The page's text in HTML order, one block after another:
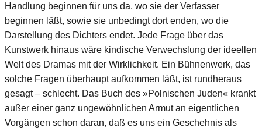
Handlung beginnen für uns da, wo sie der Verfasser
beginnen läßt, sowie sie unbedingt dort enden, wo die
Darstellung des Dichters endet. Jede Frage über das
Kunstwerk hinaus wäre kindische Verwechslung der ideellen
Welt des Dramas mit der Wirklichkeit. Ein Bühnenwerk, das
solche Fragen überhaupt aufkommen läßt, ist rundheraus
gesagt – schlecht. Das Buch des »Polnischen Juden« krankt
außer einer ganz ungewöhnlichen Armut an eigentlichen
Vorgängen schon daran, daß es uns ein Geschehnis als